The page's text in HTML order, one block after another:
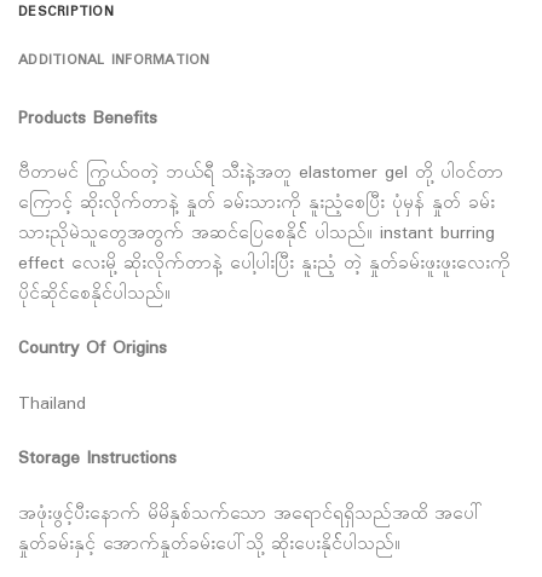
DESCRIPTION
ADDITIONAL INFORMATION
Products Benefits
ဗီတာမင် ကြွယ်ဝတဲ့ ဘယ်ရီ သီးနဲ့အတူ elastomer gel တို့ ပါဝင်တာ
ကြောင့် ဆိုးလိုက်တာနဲ့ နှုတ် ခမ်းသားကို နူးညံ့စေပြီး ပုံမှန် နှုတ် ခမ်း
သားညိုမဲသူတွေအတွက် အဆင်ပြေစေနိုင်် ပါသည်။ instant burring
effect လေးမို့ ဆိုးလိုက်တာနဲ့ ပေါ့ပါးပြီး နူးညံ့ တဲ့ နှုတ်ခမ်းဖူးဖူးလေးကို
ပိုင်ဆိုင်စေနိုင်ပါသည်။
Country Of Origins
Thailand
Storage Instructions
အဖုံးဖွင့်ပီးနောက် မိမိနှစ်သက်သော အရောင်ရရှိသည်အထိ အပေါ်
နှုတ်ခမ်းနှင့် အောက်နှုတ်ခမ်းပေါ်သို့ ဆိုးပေးနိုင််ပါသည်။